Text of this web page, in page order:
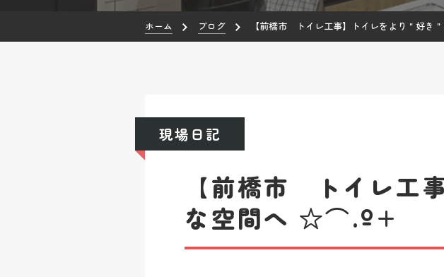
ホーム ブログ 【前橋市 トイレ工事】トイレをより＂好き
現場日記
【前橋市 トイレ工
な空間へ ☆⌒.º+